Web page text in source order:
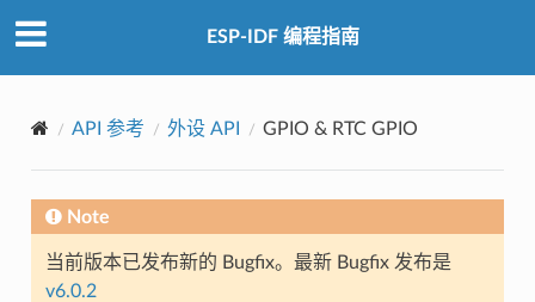
ESP-IDF 编程指南
API 参考 外设 API GPIO & RTC GPIO
Note
当前版本已发布新的 Bugfix。最新 Bugfix 发布是
v6.0.2